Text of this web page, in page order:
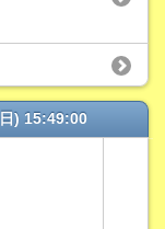
) 15:49:00